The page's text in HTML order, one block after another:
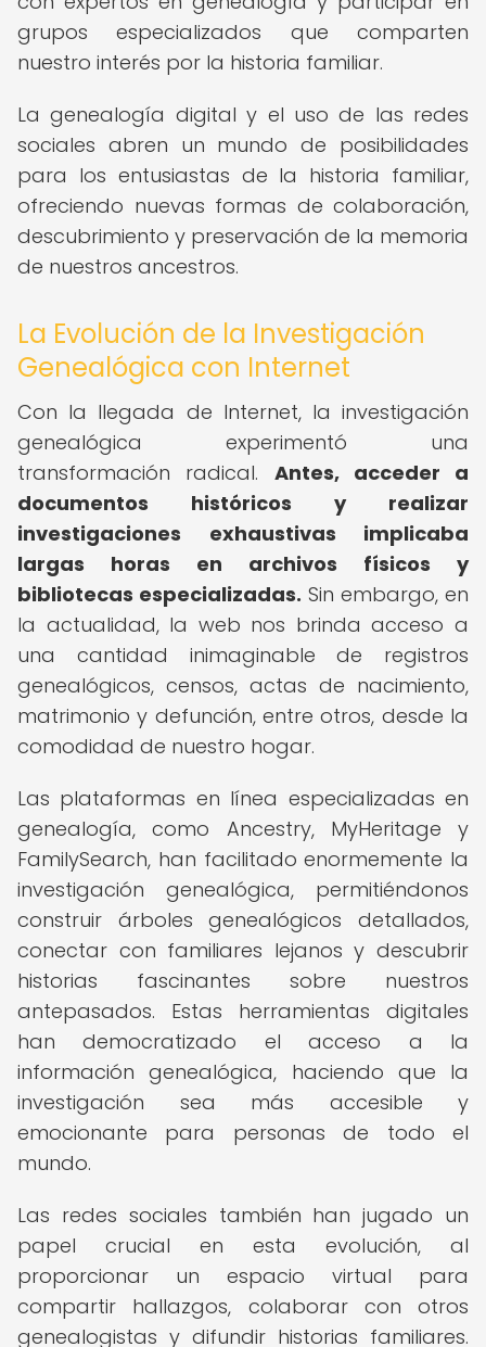
grupos especializados que comparten
nuestro interés por la historia familiar.
La genealogía digital y el uso de las redes
sociales abren un mundo de posibilidades
para los entusiastas de la historia familiar,
ofreciendo nuevas formas de colaboración,
descubrimiento y preservación de la memoria
de nuestros ancestros.
La Evolución de la Investigación
Genealógica con Internet
Con la llegada de Internet, la investigación
genealógica experimentó una
transformación radical. Antes, acceder a
documentos históricos y realizar
investigaciones exhaustivas implicaba
largas horas en archivos físicos y
bibliotecas especializadas. Sin embargo, en
la actualidad, la web nos brinda acceso a
una cantidad inimaginable de registros
genealógicos, censos, actas de nacimiento,
matrimonio y defunción, entre otros, desde la
comodidad de nuestro hogar.
Las plataformas en línea especializadas en
genealogía, como Ancestry, MyHeritage y
FamilySearch, han facilitado enormemente la
investigación genealógica, permitiéndonos
construir árboles genealógicos detallados,
conectar con familiares lejanos y descubrir
historias fascinantes sobre nuestros
antepasados. Estas herramientas digitales
han democratizado el acceso a la
información genealógica, haciendo que la
investigación sea más accesible y
emocionante para personas de todo el
mundo.
Las redes sociales también han jugado un
papel crucial en esta evolución, al
proporcionar un espacio virtual para
compartir hallazgos, colaborar con otros
genealogistas y difundir historias familiares.